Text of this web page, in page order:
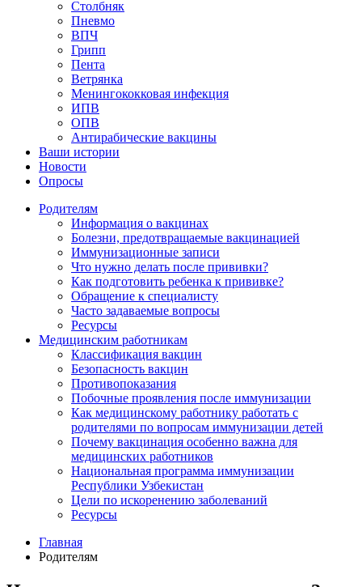
Столбняк
Пневмо
ВПЧ
Грипп
Пента
Ветрянка
Менингококковая инфекция
ИПВ
ОПВ
Антирабические вакцины
Ваши истории
Новости
Опросы
Родителям
Информация о вакцинах
Болезни, предотвращаемые вакцинацией
Иммунизационные записи
Что нужно делать после прививки?
Как подготовить ребенка к прививке?
Обращение к специалисту
Часто задаваемые вопросы
Ресурсы
Медицинским работникам
Классификация вакцин
Безопасность вакцин
Противопоказания
Побочные проявления после иммунизации
Как медицинскому работнику работать с
родителями по вопросам иммунизации детей
Почему вакцинация особенно важна для
медицинских работников
Национальная программа иммунизации
Республики Узбекистан
Цели по искоренению заболеваний
Ресурсы
Главная
Родителям